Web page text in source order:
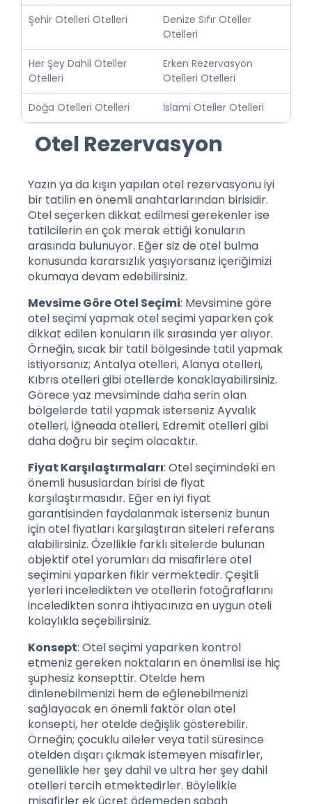
Şehir Otelleri Otelleri
Denize Sıfır Oteller
Otelleri
Her Şey Dahil Oteller
Otelleri
Erken Rezervasyon
Otelleri Otelleri
Doğa Otelleri Otelleri İslami Oteller Otelleri
Otel Rezervasyon
Yazın ya da kışın yapılan otel rezervasyonu iyi
bir tatilin en önemli anahtarlarından birisidir.
Otel seçerken dikkat edilmesi gerekenler ise
tatilcilerin en çok merak ettiği konuların
arasında bulunuyor. Eğer siz de otel bulma
konusunda kararsızlık yaşıyorsanız içeriğimizi
okumaya devam edebilirsiniz.
Mevsime Göre Otel Seçimi: Mevsimine göre
otel seçimi yapmak otel seçimi yaparken çok
dikkat edilen konuların ilk sırasında yer alıyor.
Örneğin, sıcak bir tatil bölgesinde tatil yapmak
istiyorsanız; Antalya otelleri, Alanya otelleri,
Kıbrıs otelleri gibi otellerde konaklayabilirsiniz.
Görece yaz mevsiminde daha serin olan
bölgelerde tatil yapmak isterseniz Ayvalık
otelleri, İğneada otelleri, Edremit otelleri gibi
daha doğru bir seçim olacaktır.
Fiyat Karşılaştırmaları: Otel seçimindeki en
önemli hususlardan birisi de fiyat
karşılaştırmasıdır. Eğer en iyi fiyat
garantisinden faydalanmak isterseniz bunun
için otel fiyatları karşılaştıran siteleri referans
alabilirsiniz. Özellikle farklı sitelerde bulunan
objektif otel yorumları da misafirlere otel
seçimini yaparken fikir vermektedir. Çeşitli
yerleri inceledikten ve otellerin fotoğraflarını
inceledikten sonra ihtiyacınıza en uygun oteli
kolaylıkla seçebilirsiniz.
Konsept: Otel seçimi yaparken kontrol
etmeniz gereken noktaların en önemlisi ise hiç
şüphesiz konsepttir. Otelde hem
dinlenebilmenizi hem de eğlenebilmenizi
sağlayacak en önemli faktör olan otel
konsepti, her otelde değişlik gösterebilir.
Örneğin; çocuklu aileler veya tatil süresince
otelden dışarı çıkmak istemeyen misafirler,
genellikle her şey dahil ve ultra her şey dahil
otelleri tercih etmektedirler. Böylelikle